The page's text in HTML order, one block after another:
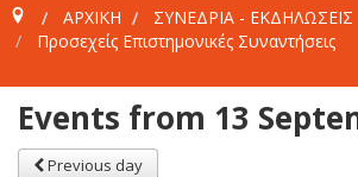
ΑΡΧΙΚΗ
ΣΥΝΕΔΡΙΑ - ΕΚΔΗΛΩΣΕΙΣ
Προσεχείς Επιστημονικές Συναντήσεις
Events from 13
Previous day